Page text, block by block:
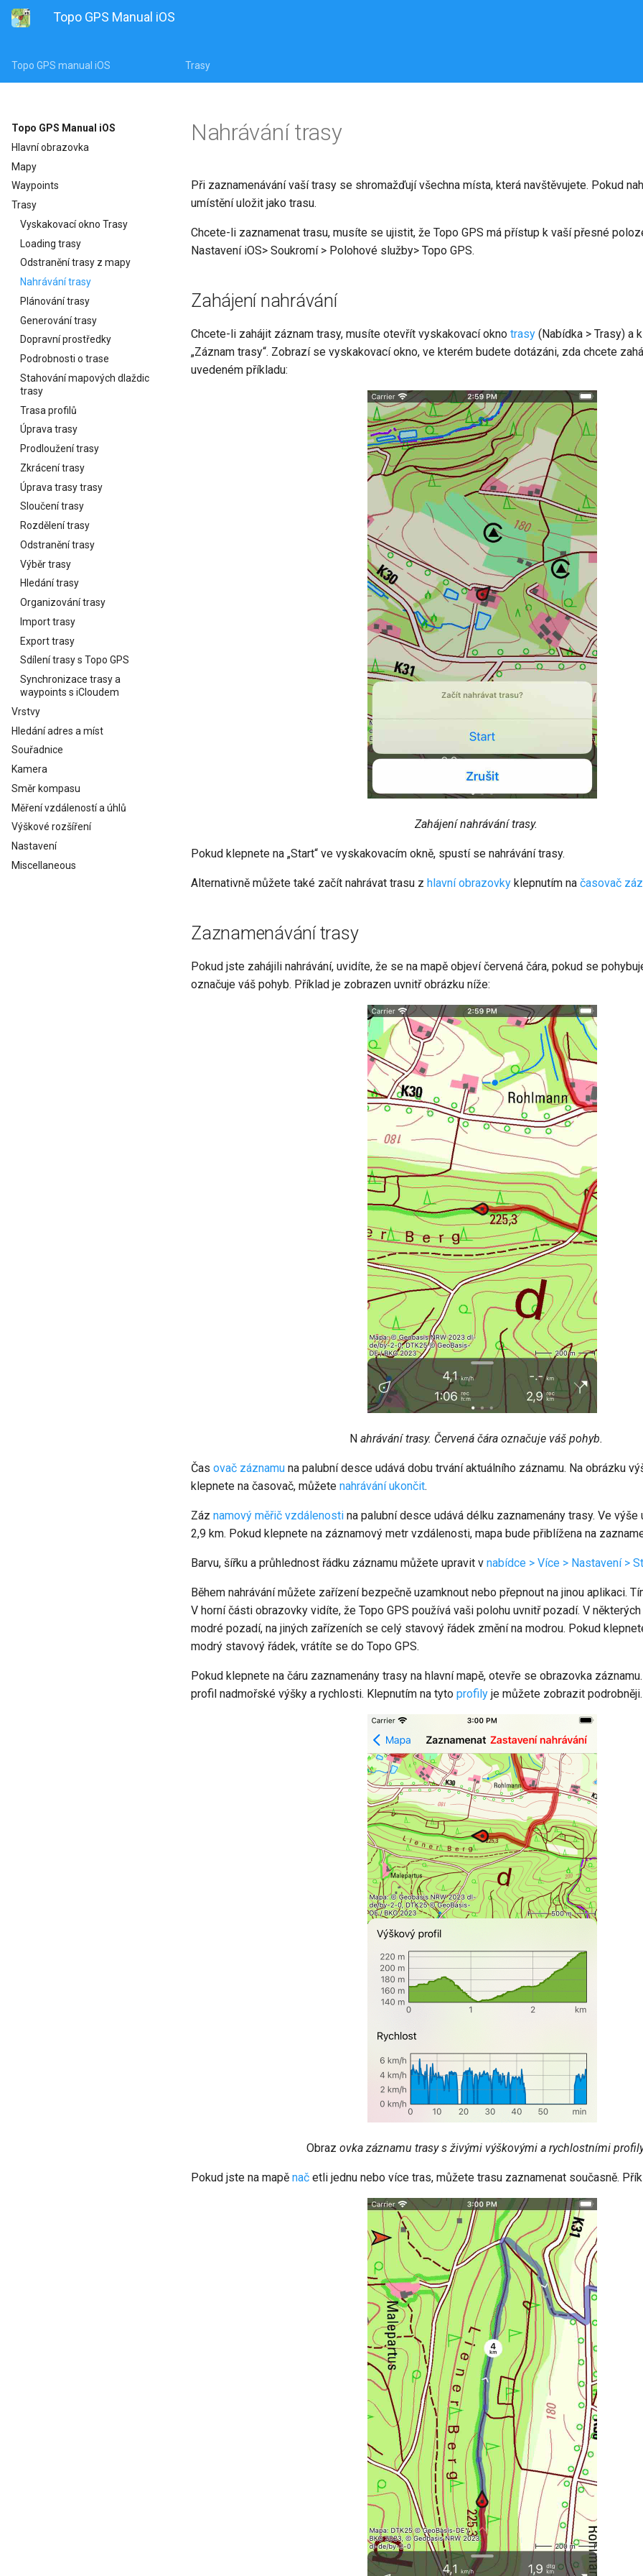
Topo GPS Manual iOS
Topo GPS manual iOS Trasy
Topo GPS Manual iOS
Hlavní obrazovka
Mapy
Waypoints
Trasy
Vyskakovací okno Trasy
Loading trasy
Odstranění trasy z mapy
Nahrávání trasy
Plánování trasy
Generování trasy
Dopravní prostředky
Podrobnosti o trase
Stahování mapových dlaždic
trasy
Trasa profilů
Úprava trasy
Prodloužení trasy
Zkrácení trasy
Úprava trasy trasy
Sloučení trasy
Rozdělení trasy
Odstranění trasy
Výběr trasy
Hledání trasy
Organizování trasy
Import trasy
Export trasy
Sdílení trasy s Topo GPS
Synchronizace trasy a
waypoints s iCloudem
Vrstvy
Hledání adres a míst
Souřadnice
Kamera
Směr kompasu
Měření vzdáleností a úhlů
Výškové rozšíření
Nastavení
Miscellaneous
Nahrávání trasy
Při zaznamenávání vaší trasy se shromažďují všechna místa, která navštěvujete. Pokud
umístění uložit jako trasu.
Chcete-li zaznamenat trasu, musíte se ujistit, že Topo GPS má přístup k vaší přesné
Nastavení iOS> Soukromí > Polohové služby> Topo GPS.
Zahájení nahrávání
Chcete-li zahájit záznam trasy, musíte otevřít vyskakovací okno trasy (Nabídka > Trasy) a
„Záznam trasy“. Zobrazí se vyskakovací okno, ve kterém budete dotázáni, zda chcete
uvedeném příkladu:
Zahájení nahrávání trasy.
Pokud klepnete na „Start“ ve vyskakovacím okně, spustí se nahrávání trasy.
Alternativně můžete také začít nahrávat trasu z hlavní obrazovky klepnutím na časovač
Zaznamenávání trasy
Pokud jste zahájili nahrávání, uvidíte, že se na mapě objeví červená čára, pokud se
označuje váš pohyb. Příklad je zobrazen uvnitř obrázku níže:
N ahrávání trasy. Červená čára označuje váš pohyb.
Čas ovač záznamu na palubní desce udává dobu trvání aktuálního záznamu. Na obrázku
klepnete na časovač, můžete nahrávání ukončit.
Záz namový měřič vzdálenosti na palubní desce udává délku zaznamenány trasy. Ve
2,9 km. Pokud klepnete na záznamový metr vzdálenosti, mapa bude přiblížena na
Barvu, šířku a průhlednost řádku záznamu můžete upravit v nabídce > Více > Nastavení >
Během nahrávání můžete zařízení bezpečně uzamknout nebo přepnout na jinou aplikaci.
V horní části obrazovky vidíte, že Topo GPS používá vaši polohu uvnitř pozadí. V
modré pozadí, na jiných zařízeních se celý stavový řádek změní na modrou. Pokud
modrý stavový řádek, vrátíte se do Topo GPS.
Pokud klepnete na čáru zaznamenány trasy na hlavní mapě, otevře se obrazovka
profil nadmořské výšky a rychlosti. Klepnutím na tyto profily je můžete zobrazit podrobněji.
Obraz ovka záznamu trasy s živými výškovými a rychlostními
Pokud jste na mapě nač etli jednu nebo více tras, můžete trasu zaznamenat současně.